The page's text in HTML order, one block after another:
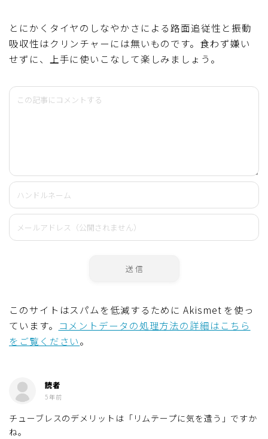
とにかくタイヤのしなやかさによる路面追従性と振動
吸収性はクリンチャーには無いものです。食わず嫌い
せずに、上手に使いこなして楽しみましょう。
このサイトはスパムを低減するために Akismet を使っ
ています。 コメントデータの処理方法の詳細はこちら
をご覧ください。
読者
5年前
チューブレスのデメリットは「リムテープに気を遣う」ですか
ね。